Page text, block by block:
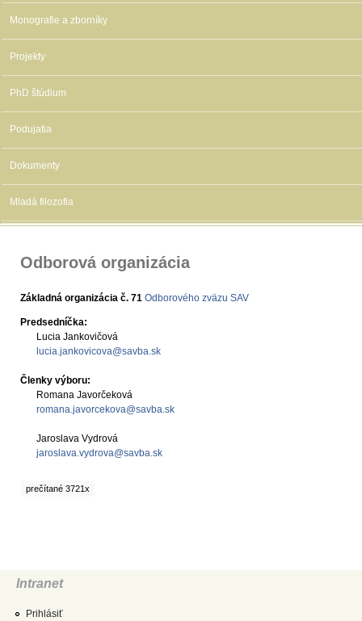
Monografie a zborníky
Projekty
PhD štúdium
Podujatia
Dokumenty
Mladá filozofia
Odborová organizácia
Základná organizácia č. 71 Odborového zväzu SAV
Predsedníčka:
Lucia Jankovičová
lucia.jankovicova@savba.sk
Členky výboru:
Romana Javorčeková
romana.javorcekova@savba.sk
Jaroslava Vydrová
jaroslava.vydrova@savba.sk
prečítané 3721x
Intranet
Prihlásiť